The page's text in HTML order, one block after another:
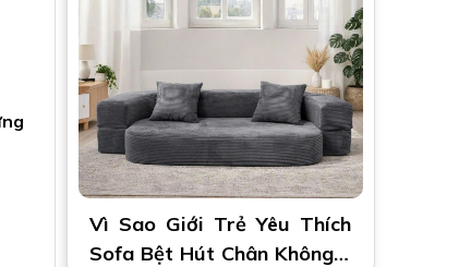
Vì Sao Giới Trẻ Yêu Thích
Sofa Bệt Hút Chân Không 2